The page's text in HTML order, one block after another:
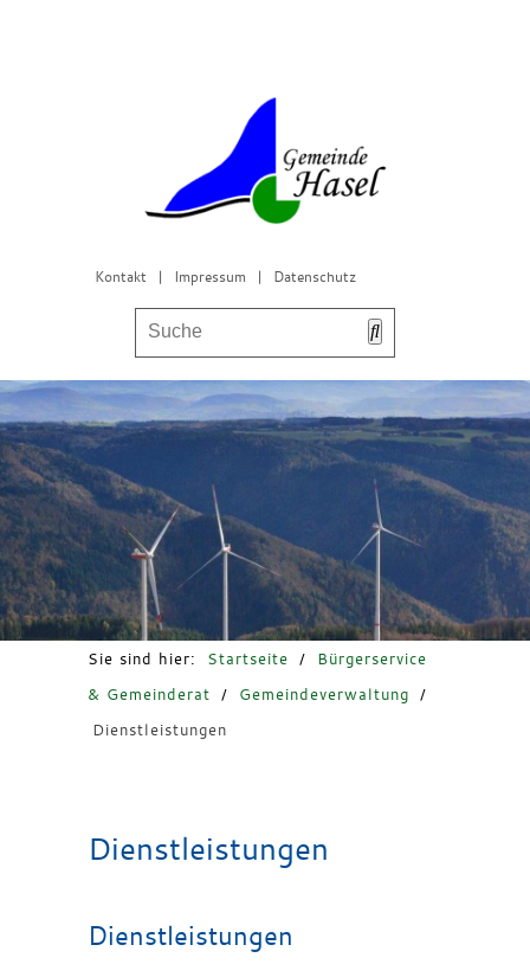
Kontakt | Impressum | Datenschutz
Bürgerservice & Gemeinderat
Leben in Hasel
Freizeit & Tourismus
Sie sind hier: Startseite /
Bürgerservice
& Gemeinderat
/ Gemeindeverwaltung
/
Dienstleistungen
Dienstleistungen
Dienstleistungen